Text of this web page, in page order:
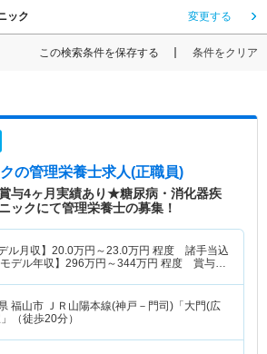
ック 変更する
この検索条件を保存する 条件をクリア
の管理栄養士求人(正職員)
賞与4ヶ月実績あり★糖尿病・消化器疾
ックにて管理栄養士の募集！
ル月収】 20.0万円～23.0万円 程度 諸手当込
デル年収】 296万円～344万円 程度 賞与4
福山市 ＪＲ山陽本線(神戸－門司)「大門(広
（徒歩20分）